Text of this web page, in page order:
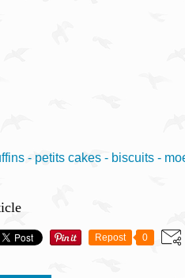
- petits cakes - biscuits -
Repost 0